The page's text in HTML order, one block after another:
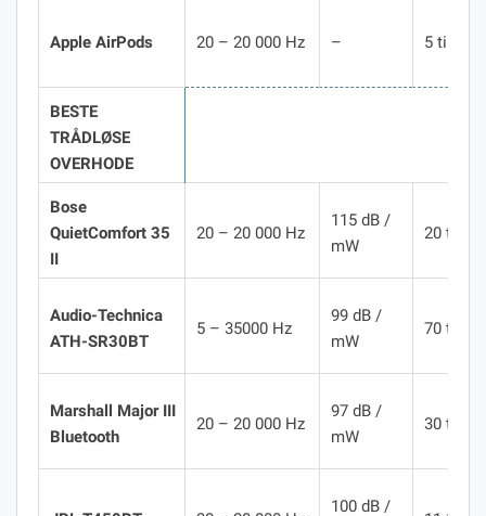
Apple AirPods 20 – 20 000 Hz – 5 timer
BESTE
TRÅDLØSE
OVERHODE
Bose
QuietComfort 35
II
20 – 20 000 Hz
115 dB /
mW
20 timer
Audio-Technica
ATH-SR30BT
5 – 35000 Hz
99 dB /
mW
70 timer
Marshall Major III
Bluetooth
20 – 20 000 Hz
97 dB /
mW
30 timer
100 dB /